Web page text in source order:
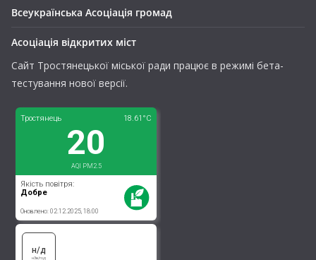
Всеукраїнська Асоціація громад
Асоціація відкритих міст
Сайт Тростянецької міської ради працює в режимі бета-
тестування нової версії.